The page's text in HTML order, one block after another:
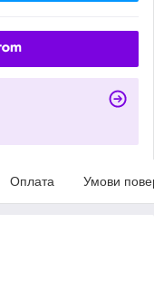
Оплата Умови